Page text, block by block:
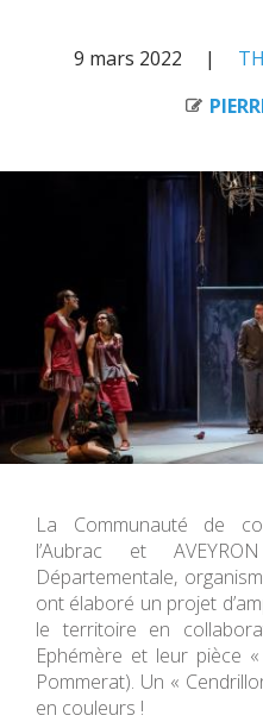
9 mars 2022
La Communauté de
l’Aubrac et
Départementale,
ont élaboré un projet
le territoire en
Ephémère et leur pièce
Pommerat). Un «
en couleurs !